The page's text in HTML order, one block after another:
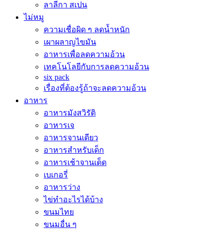
ลาลีกา สเปน
ไม่หมู
ความเชื่อผิด ๆ ลดน้ำหนัก
เผาผลาญไขมัน
อาหารเพื่อลดความอ้วน
เทคโนโลยีกับการลดความอ้วน
six pack
เรื่องที่ต้องรู้ถ้าจะลดความอ้วน
อาหาร
อาหารมังสวิรัติ
อาหารเจ
อาหารจานเดียว
อาหารสำหรับเด็ก
อาหารเช้าจานเด็ด
เบเกอรี่
อาหารว่าง
ไข่ทำอะไรได้บ้าง
ขนมไทย
ขนมอื่น ๆ